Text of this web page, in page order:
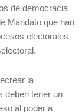
de democracia
Mandato que han
electorales
la
deben tener un
al poder a